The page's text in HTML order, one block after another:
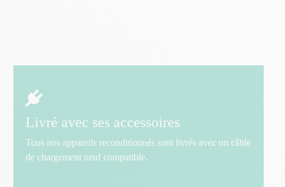
Livré avec ses accessoires
Tous nos appareils reconditionnés sont livrés avec un câble
de chargement neuf compatible.